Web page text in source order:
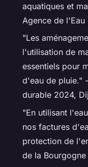
aquatiques et
Agence de l'Eau
"Les
l'utilisation de
essentiels pour
d'eau de pluie." -
durable 2024,
"En utilisant
nos factures
protection de
de la Bourgogne